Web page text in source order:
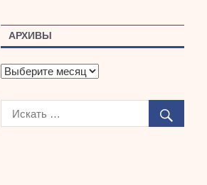
АРХИВЫ
А
х
в